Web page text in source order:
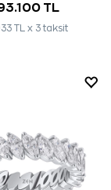
TL
TL x 3 taksit